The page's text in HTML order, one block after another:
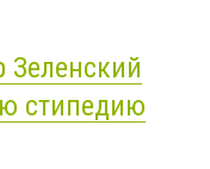
стипедию